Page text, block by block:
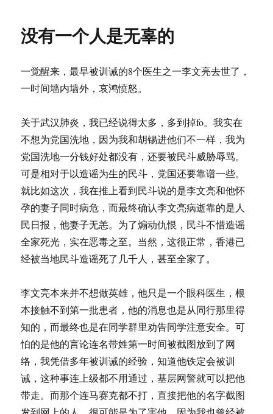
没有一个人是无辜的
一觉醒来，最早被训诫的8个医生之一李文亮去世了，
一时间墙内墙外，哀鸿愤怒。
关于武汉肺炎，我已经说得太多，多到掉fo。我实在
不想为党国洗地，因为我和胡锡进他们不一样，我为
党国洗地一分钱好处都没有，还要被民斗威胁辱骂。
可是相对于以造谣为生的民斗，党国还要靠谱一些。
就比如这次，我在推上看到民斗说的是李文亮和他怀
孕的妻子同时病危，而最终确认李文亮病逝靠的是人
民日报，他妻子无恙。为了煽动仇恨，民斗不惜造谣
全家死光，实在恶毒之至。当然，这很正常，香港已
经被当地民斗造谣死了几千人，甚至全家了。
李文亮本来并不想做英雄，他只是一个眼科医生，根
本接触不到第一批患者，他的消息也是从同行那里得
知的，而最终也是在同学群里劝告同学注意安全。可
怕的是他的言论连名带姓第一时间被截图放到了网
络，我凭借多年被训诫的经验，知道他铁定会被训
诫，这种事连上级都不用通过，基层网警就可以把他
带走。而那个连马赛克都不打，直接把他的名字截图